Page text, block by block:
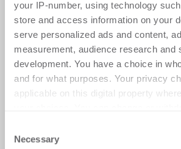
your IP-number, using technology
store and access information on your
serve personalized ads and content,
measurement, audience research and
development. You have a choice in
and for what purposes. Your privacy
applicable on this digital property
the Privacy trigger icon.
Selection
Necessary